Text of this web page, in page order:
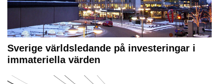
Sverige världsledande på investeringar i
immateriella värden